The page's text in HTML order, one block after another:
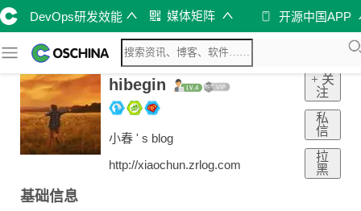
DevOps研发效能 媒体矩阵 开源中国APP
hibegin
小春 ' s blog
http://xiaochun.zrlog.com
+ 关
注
私
信
拉
黑
基础信息